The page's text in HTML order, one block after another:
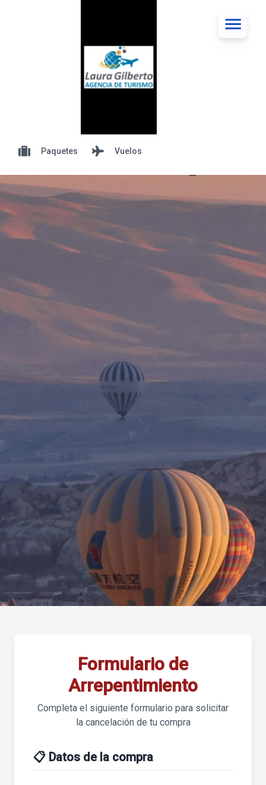
Paquetes Vuelos
Formulario de
Arrepentimiento
Completa el siguiente formulario para solicitar
la cancelación de tu compra
📋 Datos de la compra